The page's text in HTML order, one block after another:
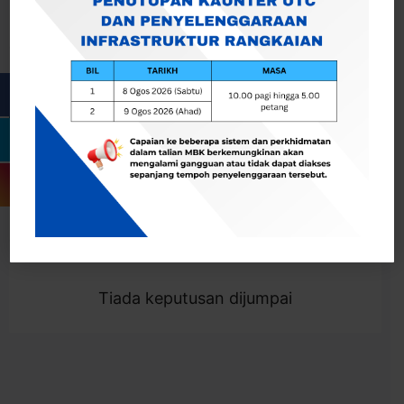
Togol Penapis
Showing 0 result
Tiada keputusan dijumpai